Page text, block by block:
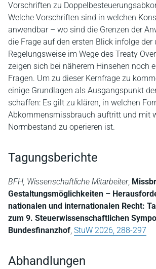
Vorschriften zu
Welche Vorschriften sind in welchen
anwendbar – wo sind die Grenzen der
die Frage auf den ersten Blick infolge der
Regelungsweise im Wege des Treaty
zeigen sich bei näherem Hinsehen noch
Fragen. Um zu dieser Kernfrage zu
einige Grundlagen als Ausgangspunkt
schaffen: Es gilt zu klären, in welchen
Abkommensmissbrauch auftritt und mit
Normbestand zu operieren ist.
Tagungsberichte
BFH, Wissenschaftliche Mitarbeiter,
Gestaltungsmöglichkeiten –
nationalen und internationalen Recht:
zum 9. Steuerwissenschaftlichen
Bundesfinanzhof, StuW 2026, 288-297
Abhandlungen